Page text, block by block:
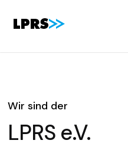
Wir sind der
LPRS e.V.